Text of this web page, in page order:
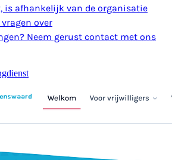
is afhankelijk van de organisatie
over
Neem gerust contact met ons